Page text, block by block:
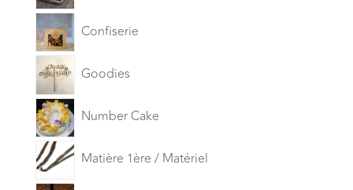
Confiserie
Goodies
Number Cake
Matière 1ère / Matériel